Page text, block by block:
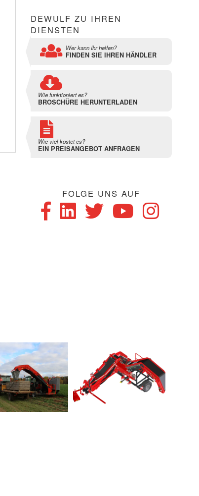
DEWULF ZU IHREN
DIENSTEN
Wer kann Ihr helfen?
FINDEN SIE IHREN HÄNDLER
Wie funktioniert es?
BROSCHÜRE HERUNTERLADEN
Wie viel kostet es?
EIN PREISANGEBOT ANFRAGEN
FOLGE UNS AUF